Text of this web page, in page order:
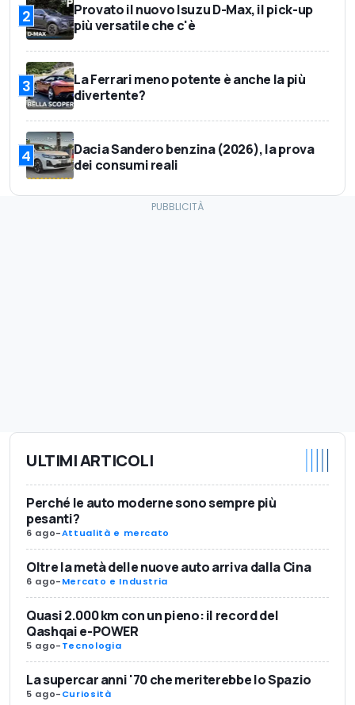
2
Provato il nuovo Isuzu D-Max, il pick-up
più versatile che c'è
3
La Ferrari meno potente è anche la più
divertente?
4
Dacia Sandero benzina (2026), la prova
dei consumi reali
ULTIMI ARTICOLI
Perché le auto moderne sono sempre più
pesanti?
6 ago-Attualità e mercato
Oltre la metà delle nuove auto arriva dalla Cina
6 ago-Mercato e Industria
Quasi 2.000 km con un pieno: il record del
Qashqai e-POWER
5 ago-Tecnologia
La supercar anni '70 che meriterebbe lo Spazio
5 ago-Curiosità